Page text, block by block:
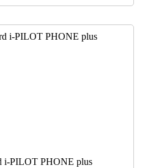
i-PILOT PHONE plus